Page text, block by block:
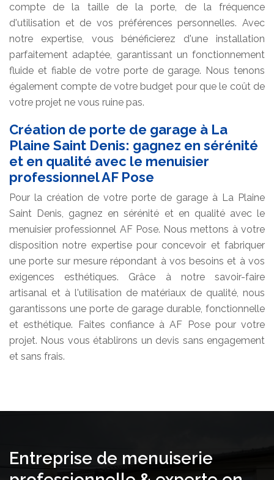
compte de la taille de la porte, de la fréquence
d'utilisation et de vos préférences personnelles. Avec
notre expertise, vous bénéficierez d'une installation
parfaitement adaptée, garantissant un fonctionnement
fluide et fiable de votre porte de garage. Nous tenons
également compte de votre budget pour que le coût de
votre projet ne vous ruine pas.
Création de porte de garage à La
Plaine Saint Denis: gagnez en sérénité
et en qualité avec le menuisier
professionnel AF Pose
Pour la création de votre porte de garage à La Plaine
Saint Denis, gagnez en sérénité et en qualité avec le
menuisier professionnel AF Pose. Nous mettons à votre
disposition notre expertise pour concevoir et fabriquer
une porte sur mesure répondant à vos besoins et à vos
exigences esthétiques. Grâce à notre savoir-faire
artisanal et à l'utilisation de matériaux de qualité, nous
garantissons une porte de garage durable, fonctionnelle
et esthétique. Faites confiance à AF Pose pour votre
projet. Nous vous établirons un devis sans engagement
et sans frais.
Entreprise de menuiserie